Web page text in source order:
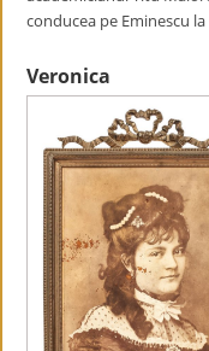
conducea pe Eminescu
Veronica